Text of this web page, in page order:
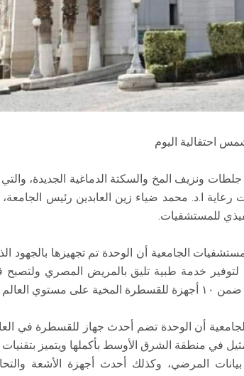
احتفالية اليوم
ونزيف المخ والسكتة الدماغية الجديدة، والتي
ا.د. محمد ضياء زين العابدين رئيس الجامعة،
للمستشفيات.
الجامعية أن الوحدة تم تجهيزها بالجهود
لتوفير خدمة طبية تليق بالمريض المصري ولتصبح
العالم
أن الوحدة تضم أحدث جهاز للقسطرة في
مثيل في منطقة الشرق الأوسط بأكملها ويتميز بتقنيات
المرضي، وكذلك أحدث أجهزة الأشعة